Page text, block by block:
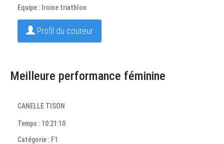
Equipe : Iroise triathlon
Profil du coureur
Meilleure performance féminine
CANELLE TISON
Temps : 10:21:10
Catégorie : F1